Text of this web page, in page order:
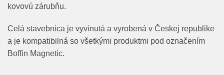
kovovú zárubňu.
Celá stavebnica je vyvinutá a vyrobená v Českej republike
a je kompatibilná so všetkými produktmi pod označením
Boffin Magnetic.